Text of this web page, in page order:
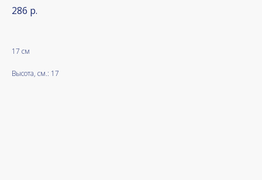
286 р.
17 см
Высота, см.: 17